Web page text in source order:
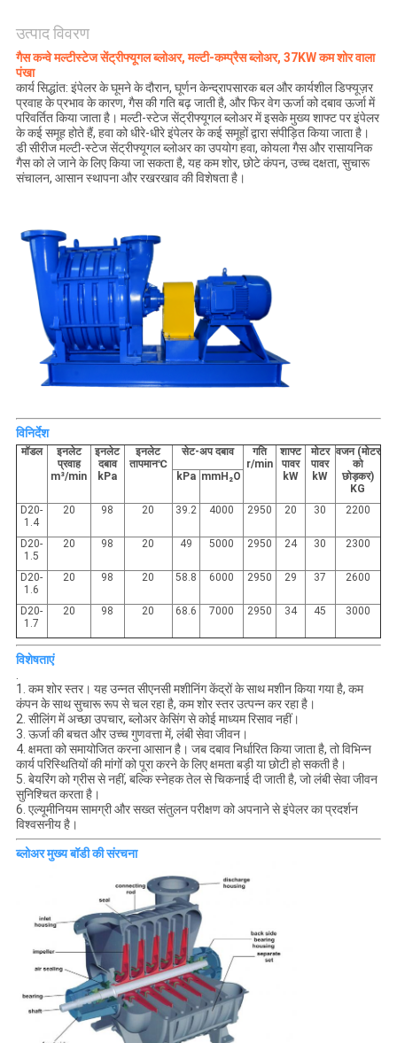
PRIVACY
POLICY
उत्पाद विवरण
गैस कन्वे मल्टीस्टेज सेंट्रीफ्यूगल ब्लोअर, मल्टी-कम्प्रैस ब्लोअर, 37KW कम शोर वाला
पंखा
कार्य सिद्धांत: इंपेलर के घूमने के दौरान, घूर्णन केन्द्रापसारक बल और कार्यशील डिफ्यूज़र
प्रवाह के प्रभाव के कारण, गैस की गति बढ़ जाती है, और फिर वेग ऊर्जा को दबाव ऊर्जा में
परिवर्तित किया जाता है। मल्टी-स्टेज सेंट्रीफ्यूगल ब्लोअर में इसके मुख्य शाफ्ट पर इंपेलर
के कई समूह होते हैं, हवा को धीरे-धीरे इंपेलर के कई समूहों द्वारा संपीड़ित किया जाता है।
डी सीरीज मल्टी-स्टेज सेंट्रीफ्यूगल ब्लोअर का उपयोग हवा, कोयला गैस और रासायनिक
गैस को ले जाने के लिए किया जा सकता है, यह कम शोर, छोटे कंपन, उच्च दक्षता, सुचारू
संचालन, आसान स्थापना और रखरखाव की विशेषता है।
विनिर्देश
मॉडल
इनलेट
प्रवाह
m³/min
इनलेट
दबाव
kPa
इनलेट
तापमान℃
सेट-अप दबाव
गति
r/min
शाफ्ट
पावर
kW
मोटर
पावर
kW
वजन (मोटर
को
छोड़कर)
KG
kPa mmH₂O
D20-
1.4
20 98 20 39.2 4000 2950 20 30 2200
D20-
1.5
20 98 20 49 5000 2950 24 30 2300
D20-
1.6
20 98 20 58.8 6000 2950 29 37 2600
D20-
1.7
20 98 20 68.6 7000 2950 34 45 3000
विशेषताएं
1. कम शोर स्तर। यह उन्नत सीएनसी मशीनिंग केंद्रों के साथ मशीन किया गया है, कम
कंपन के साथ सुचारू रूप से चल रहा है, कम शोर स्तर उत्पन्न कर रहा है।
2. सीलिंग में अच्छा उपचार, ब्लोअर केसिंग से कोई माध्यम रिसाव नहीं।
3. ऊर्जा की बचत और उच्च गुणवत्ता में, लंबी सेवा जीवन।
4. क्षमता को समायोजित करना आसान है। जब दबाव निर्धारित किया जाता है, तो विभिन्न
कार्य परिस्थितियों की मांगों को पूरा करने के लिए क्षमता बड़ी या छोटी हो सकती है।
5. बेयरिंग को ग्रीस से नहीं, बल्कि स्नेहक तेल से चिकनाई दी जाती है, जो लंबी सेवा जीवन
सुनिश्चित करता है।
6. एल्यूमीनियम सामग्री और सख्त संतुलन परीक्षण को अपनाने से इंपेलर का प्रदर्शन
विश्वसनीय है।
ब्लोअर मुख्य बॉडी की संरचना